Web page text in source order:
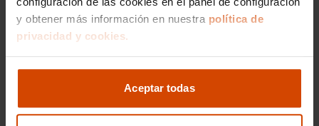
y obtener más información en nuestra política de
privacidad y cookies.
Aceptar todas
Desde 388 € /mes*
Cupra León
SP 1.5 eTSI 110kW (150CV) DSG
2025
27.488 km